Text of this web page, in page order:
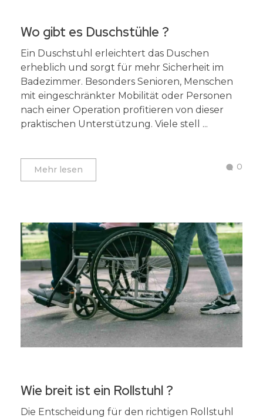
Wo gibt es Duschstühle ?
Ein Duschstuhl erleichtert das Duschen
erheblich und sorgt für mehr Sicherheit im
Badezimmer. Besonders Senioren, Menschen
mit eingeschränkter Mobilität oder Personen
nach einer Operation profitieren von dieser
praktischen Unterstützung. Viele stell ...
Mehr lesen 0
Wie breit ist ein Rollstuhl ?
Die Entscheidung für den richtigen Rollstuhl